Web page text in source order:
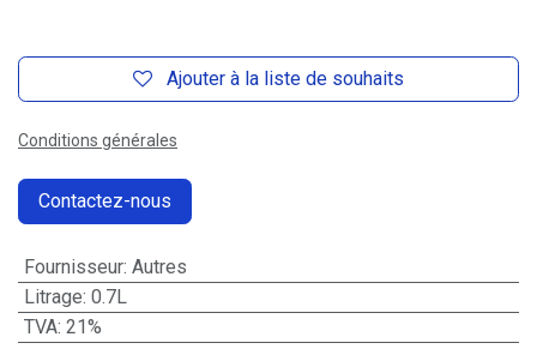
Ajouter à la liste de souhaits
Conditions générales
Contactez-nous
Fournisseur: Autres
Litrage: 0.7L
TVA: 21%